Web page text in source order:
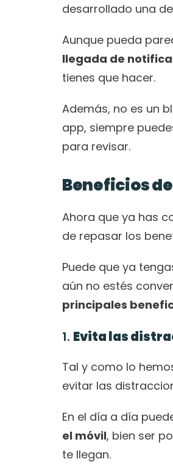
desarrollado una
Aunque pueda
llegada de
tienes que hacer.
Además, no es un
app, siempre
para revisar.
Beneficios
Ahora que ya has
de repasar los
Puede que ya
aún no estés
principales
1. Evita las
Tal y como lo
evitar las
En el día a día
el móvil, bien ser
te llegan.